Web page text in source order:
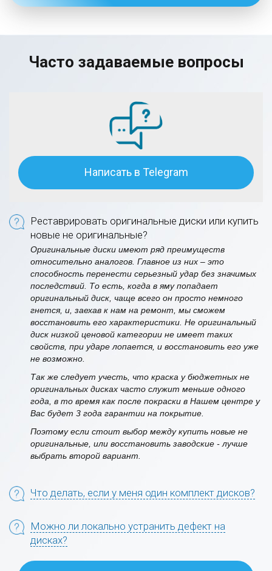
Часто задаваемые вопросы
Написать в Telegram
Реставрировать оригинальные диски или купить
новые не оригинальные?
Оригинальные диски имеют ряд преимуществ
относительно аналогов. Главное из них – это
способность перенести серьезный удар без значимых
последствий. То есть, когда в яму попадает
оригинальный диск, чаще всего он просто немного
гнется, и, заехав к нам на ремонт, мы сможем
восстановить его характеристики. Не оригинальный
диск низкой ценовой категории не имеет таких
свойств, при ударе лопается, и восстановить его уже
не возможно.
Так же следует учесть, что краска у бюджетных не
оригинальных дисках часто служит меньше одного
года, в то время как после покраски в Нашем центре у
Вас будет 3 года гарантии на покрытие.
Поэтому если стоит выбор между купить новые не
оригинальные, или восстановить заводские - лучше
выбрать второй вариант.
Что делать, если у меня один комплект дисков?
Можно ли локально устранить дефект на
дисках?